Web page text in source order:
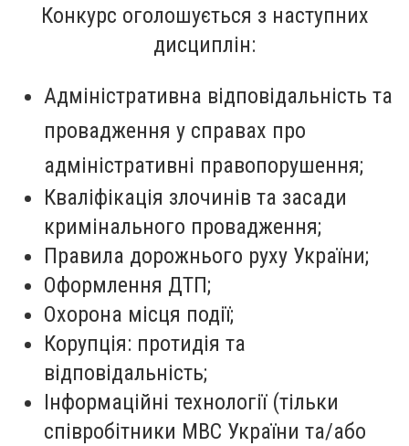
Конкурс оголошується з наступних
дисциплін:
Адміністративна відповідальність та
провадження у справах про
адміністративні правопорушення;
Кваліфікація злочинів та засади
кримінального провадження;
Правила дорожнього руху України;
Оформлення ДТП;
Охорона місця події;
Корупція: протидія та
відповідальність;
Інформаційні технології (тільки
співробітники МВС України та/або